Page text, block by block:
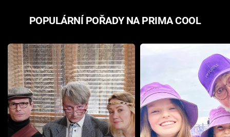
POPULÁRNÍ POŘADY NA PRIMA COOL